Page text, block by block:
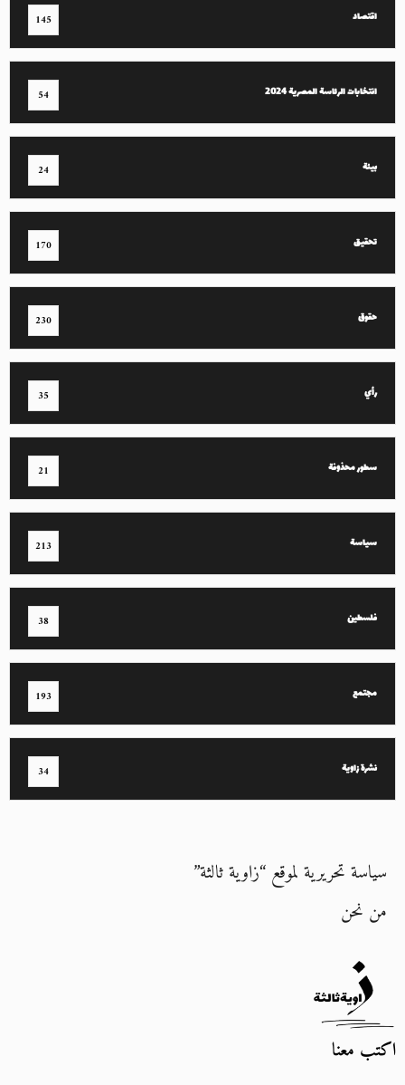
اقتصاد 145
انتخابات الرئاسة المصرية 2024 54
بيئة 24
تحقيق 170
حقوق 230
رأي 35
سطور محذوفة 21
سياسة 213
فلسطين 38
مجتمع 193
نشرة زاوية 34
سياسة تحريرية لموقع “زاوية ثالثة”
من نحن
اكتب معنا